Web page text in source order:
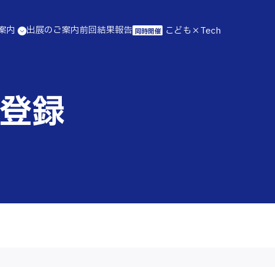
内
ス
出展のご案内前回結果報告 同時開催 こども×Tech
録